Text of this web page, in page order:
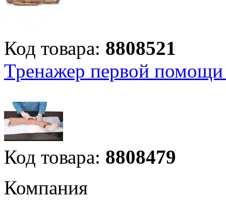
Код товара: 8808521
Тренажер первой
Код товара: 8808479
Компания